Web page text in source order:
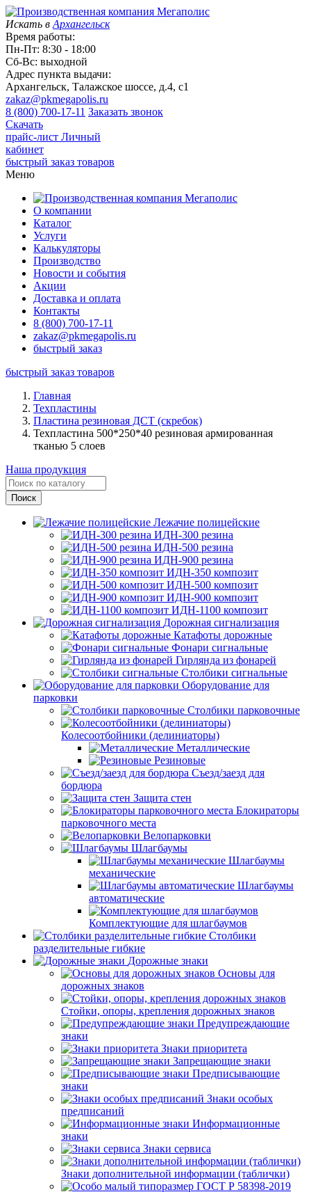
Искать в Архангельск
Время работы:
Пн-Пт: 8:30 - 18:00
Сб-Вс: выходной
Адрес пункта выдачи:
Архангельск, Талажское шоссе, д.4, с1
zakaz@pkmegapolis.ru
8 (800) 700-17-11 Заказать звонок
Скачать
прайс-лист Личный
кабинет
быстрый заказ товаров
Меню
О компании
Каталог
Услуги
Калькуляторы
Производство
Новости и события
Акции
Доставка и оплата
Контакты
8 (800) 700-17-11
zakaz@pkmegapolis.ru
быстрый заказ
быстрый заказ товаров
Главная
Техпластины
Пластина резиновая ДСТ (скребок)
Техпластина 500*250*40 резиновая армированная
тканью 5 слоев
Наша продукция
Лежачие полицейские
ИДН-300 резина
ИДН-500 резина
ИДН-900 резина
ИДН-350 композит
ИДН-500 композит
ИДН-900 композит
ИДН-1100 композит
Дорожная сигнализация
Катафоты дорожные
Фонари сигнальные
Гирлянда из фонарей
Столбики сигнальные
Оборудование для
парковки
Столбики парковочные
Колесоотбойники (делиниаторы)
Металлические
Резиновые
Съезд/заезд для
бордюра
Защита стен
Блокираторы
парковочного места
Велопарковки
Шлагбаумы
Шлагбаумы
механические
Шлагбаумы
автоматические
Комплектующие для шлагбаумов
Столбики
разделительные гибкие
Дорожные знаки
Основы для
дорожных знаков
Стойки, опоры, крепления дорожных знаков
Предупреждающие
знаки
Знаки приоритета
Запрещающие знаки
Предписывающие
знаки
Знаки особых
предписаний
Информационные
знаки
Знаки сервиса
Знаки дополнительной информации (таблички)